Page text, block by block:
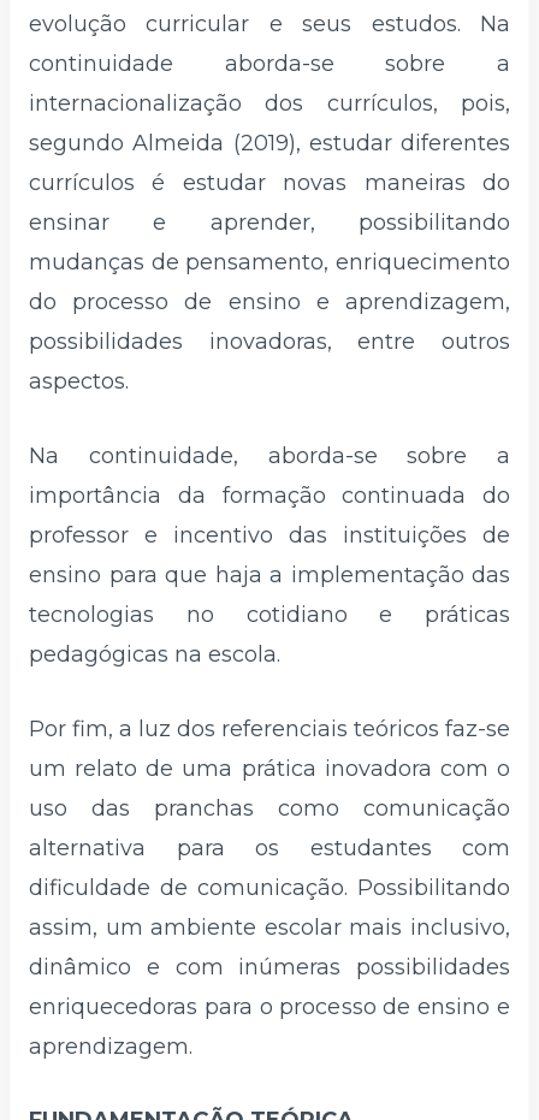
evolução curricular e seus estudos. Na
continuidade aborda-se sobre a
internacionalização dos currículos, pois,
segundo Almeida (2019), estudar diferentes
currículos é estudar novas maneiras do
ensinar e aprender, possibilitando
mudanças de pensamento, enriquecimento
do processo de ensino e aprendizagem,
possibilidades inovadoras, entre outros
aspectos.
Na continuidade, aborda-se sobre a
importância da formação continuada do
professor e incentivo das instituições de
ensino para que haja a implementação das
tecnologias no cotidiano e práticas
pedagógicas na escola.
Por fim, a luz dos referenciais teóricos faz-se
um relato de uma prática inovadora com o
uso das pranchas como comunicação
alternativa para os estudantes com
dificuldade de comunicação. Possibilitando
assim, um ambiente escolar mais inclusivo,
dinâmico e com inúmeras possibilidades
enriquecedoras para o processo de ensino e
aprendizagem.